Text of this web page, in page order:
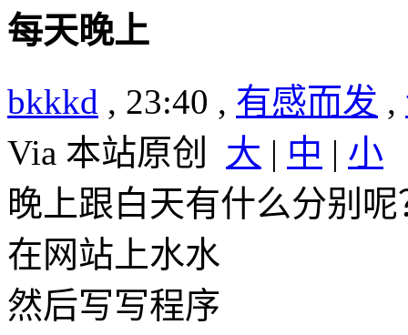
每天晚上
bkkkd , 23:40 , 有感而发 ,
Via 本站原创
大 | 中 | 小
晚上跟白天有什么分别呢
在网站上水水
然后写写程序